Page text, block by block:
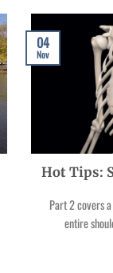
Hot Tips:
Part 2 covers
entire
04
Nov